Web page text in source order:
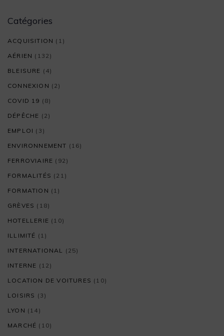
Catégories
ACQUISITION (1)
AÉRIEN (132)
BLEISURE (4)
CONNEXION (2)
COVID 19 (8)
DÉPÊCHE (2)
EMPLOI (3)
ENVIRONNEMENT (16)
FERROVIAIRE (92)
FORMALITÉS (21)
FORMATION (1)
GRÈVES (18)
HOTELLERIE (10)
ILLIMITÉ (1)
INTERNATIONAL (25)
INTERNE (12)
LOCATION DE VOITURES (10)
LOISIRS (3)
LYON (14)
MARCHÉ (10)